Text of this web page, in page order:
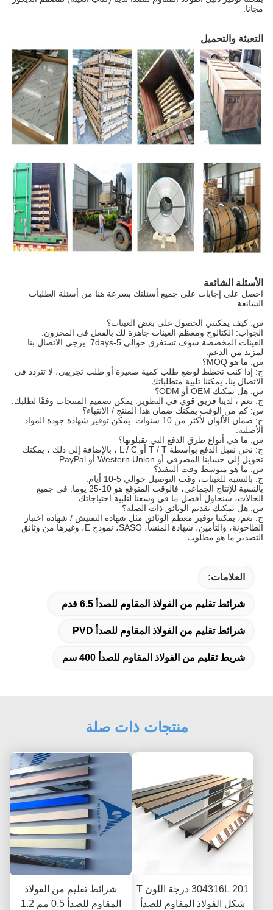
مجانا.
التعبئة والتحميل
الأسئلة الشائعة
احصل على إجابات على جميع أسئلتك بسرعة هنا من أسئلة الطلبات
الشائعة.
س: كيف يمكنني الحصول على بعض العينات؟
الجواب: الكتالوج ومعظم العينات جاهزة لك بالفعل في المخزون.
العينات المخصصة سوف تستغرق حوالي 5-7days. يرجى الاتصال بنا
لمزيد من الدعم.
س: ما هو MOQ؟
ج: إذا كنت تخطط لوضع طلب كمية صغيرة أو طلب تجريبي، لا تتردد في
الاتصال بنا، يمكننا تلبية متطلباتك.
س: هل يمكنك OEM أو ODM؟
ج: نعم ، لدينا فريق قوي في التطوير. يمكن تصميم المنتجات وفقًا لطلبك.
س: كم من الوقت يمكنك ضمان هذا المنتج / الانتهاء؟
ج: ضمان الألوان لأكثر من 10 سنوات. يمكن توفير شهادة جودة المواد
الأصلية.
س: ما هي أنواع طرق الدفع التي تقبلونها؟
ج: نحن نقبل الدفع بواسطة T / T أو L / C ، بالإضافة إلى ذلك ، يمكنك
تحويل إلى حسابنا المصرفي أو Western Union أو PayPal.
س: ما هو متوسط وقت التنفيذ؟
ج: بالنسبة للعينات، وقت التوصيل حوالي 5-10 أيام.
بالنسبة للإنتاج الجماعي، فالوقت المتوقع هو 10-25 يوما. في جميع
الحالات، سنحاول أفضل ما في وسعنا لتلبية احتياجاتك.
س: هل يمكنك تقديم الوثائق ذات الصلة؟
ج: نعم، يمكننا توفير معظم الوثائق مثل شهادة التفتيش / شهادة اختبار
الطاحونة، والتأمين، شهادة المنشأ، SASO، نموذج E، وغيرها من وثائق
التصدير ما هو مطلوب.
العلامات:
شرائط تقليم من الفولاذ المقاوم للصدأ 6.5 قدم
شرائط تقليم من الفولاذ المقاوم للصدأ PVD
شريط تقليم من الفولاذ المقاوم للصدأ 400 سم
منتجات ذات صلة
304316L 201 درجة اللون T
شكل الفولاذ المقاوم للصدأ
شرائط تقليم من الفولاذ
المقاوم للصدأ 0.5 مم 1.2